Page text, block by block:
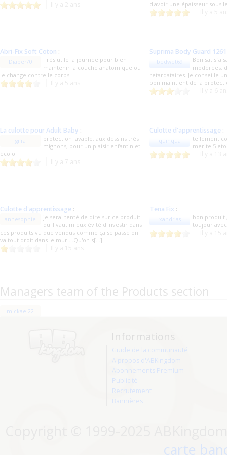
d'avoir une épaisseur sous
Abri-Fix Soft Coton :
Diaper70
Très utile la journée pour bien
maintenir la couche anatomique ou
le change contre le corps.
Suprima Body Guard 1261
bedwet69
Bon
modérées,
retardataires. Je conseille
bon maintient de la
La culotte pour Adult Baby :
gifra
protection lavable, aux dessins très
mignons, pour un plaisir enfantin et
écolo.
Culotte d'apprentissage :
quinqua
tellement
merite 5
Culotte d'apprentissage :
annesophie
je serai tenté de dire sur ce produit
qu'il vaut mieux évité d'investir dans
ces produits vu que vendus comme ça se passe on
va tout droit dans le mur ...Qu'on s[...]
Tena Fix :
xandrias
bon produit
toujour
Managers team of the Products section
mickael22
Informations
Guide de la communauté
A propos d'ABKingdom
Abonnements Premium
Publicité
Recrutement
Bannières
carte